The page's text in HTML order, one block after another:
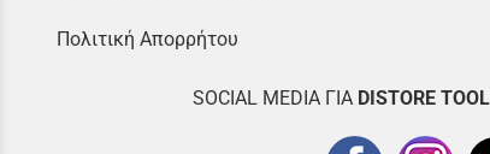
Πολιτική Απορρήτου
SOCIAL MEDIA ΓΙΑ DISTORE